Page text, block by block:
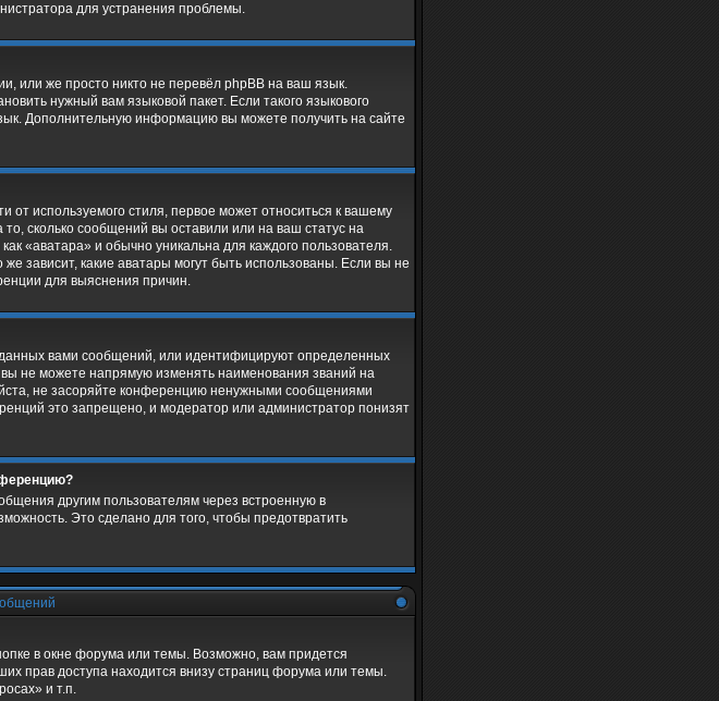
для устранения проблемы.
или же просто никто не перевёл phpBB на ваш язык.
нужный вам языковой пакет. Если такого языкового
Дополнительную информацию вы можете получить на сайте
от используемого стиля, первое может относиться к вашему
сколько сообщений вы оставили или на ваш статус на
«аватара» и обычно уникальна для каждого пользователя.
зависит, какие аватары могут быть использованы. Если вы не
для выяснения причин.
вами сообщений, или идентифицируют определенных
не можете напрямую изменять наименования званий на
не засоряйте конференцию ненужными сообщениями
это запрещено, и модератор или администратор понизят
другим пользователям через встроенную в
Это сделано для того, чтобы предотвратить
в окне форума или темы. Возможно, вам придется
прав доступа находится внизу страниц форума или темы.
и т.п.